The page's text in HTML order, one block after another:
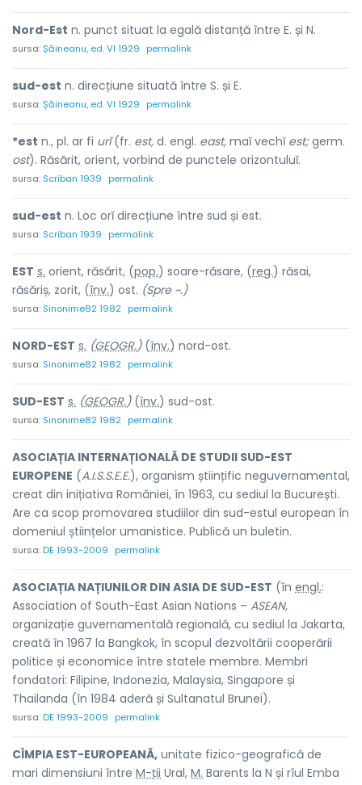
Nord-Est n. punct situat la egală distanță între E. și N.
sursa:Șăineanu, ed. VI 1929 permalink
sud-est n. direcțiune situată între S. și E.
sursa:Șăineanu, ed. VI 1929 permalink
*est n., pl. ar fi urĭ(fr. est, d. engl. east, maĭ vechĭ est;germ.
ost). Răsărit, orient, vorbind de punctele orizontuluĭ.
sursa: Scriban 1939 permalink
sud-est n. Loc orĭ direcțiune între sud și est.
sursa: Scriban 1939 permalink
EST s. orient, răsărit, (pop.) soare-răsare, (reg.) răsai,
răsăriș, zorit, (înv.) ost. (Spre ~.)
sursa: Sinonime82 1982 permalink
NORD-EST s. (GEOGR.)(înv.) nord-ost.
sursa: Sinonime82 1982 permalink
SUD-EST s. (GEOGR.)(înv.) sud-ost.
sursa: Sinonime82 1982 permalink
ASOCIAȚIA INTERNAȚIONALĂ DE STUDII SUD-EST
EUROPENE (A.I.S.S.E.E.), organism științific neguvernamental,
creat din inițiativa României, în 1963, cu sediul la București.
Are ca scop promovarea studiilor din sud-estul european în
domeniul științelor umanistice. Publică un buletin.
sursa:DE 1993-2009 permalink
ASOCIAȚIA NAȚIUNILOR DIN ASIA DE SUD-EST (în engl.:
Association of South-East Asian Nations – ASEAN,
organizație guvernamentală regională, cu sediul la Jakarta,
creată în 1967 la Bangkok, în scopul dezvoltării cooperării
politice și economice între statele membre. Membri
fondatori: Filipine, Indonezia, Malaysia, Singapore și
Thailanda (în 1984 aderă și Sultanatul Brunei).
sursa:DE 1993-2009 permalink
CÎMPIA EST-EUROPEANĂ, unitate fizico-geografică de
mari dimensiuni între M-ții Ural, M. Barents la N și rîul Emba